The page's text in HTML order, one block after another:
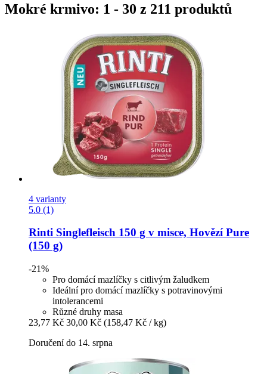
Mokré krmivo: 1 - 30 z 211 produktů
4 varianty
5.0 (1)
Rinti Singlefleisch 150 g v misce, Hovězí Pure
(150 g)
-21%
Pro domácí mazlíčky s citlivým žaludkem
Ideální pro domácí mazlíčky s potravinovými
intolerancemi
Různé druhy masa
23,77 Kč 30,00 Kč (158,47 Kč / kg)
Doručení do 14. srpna